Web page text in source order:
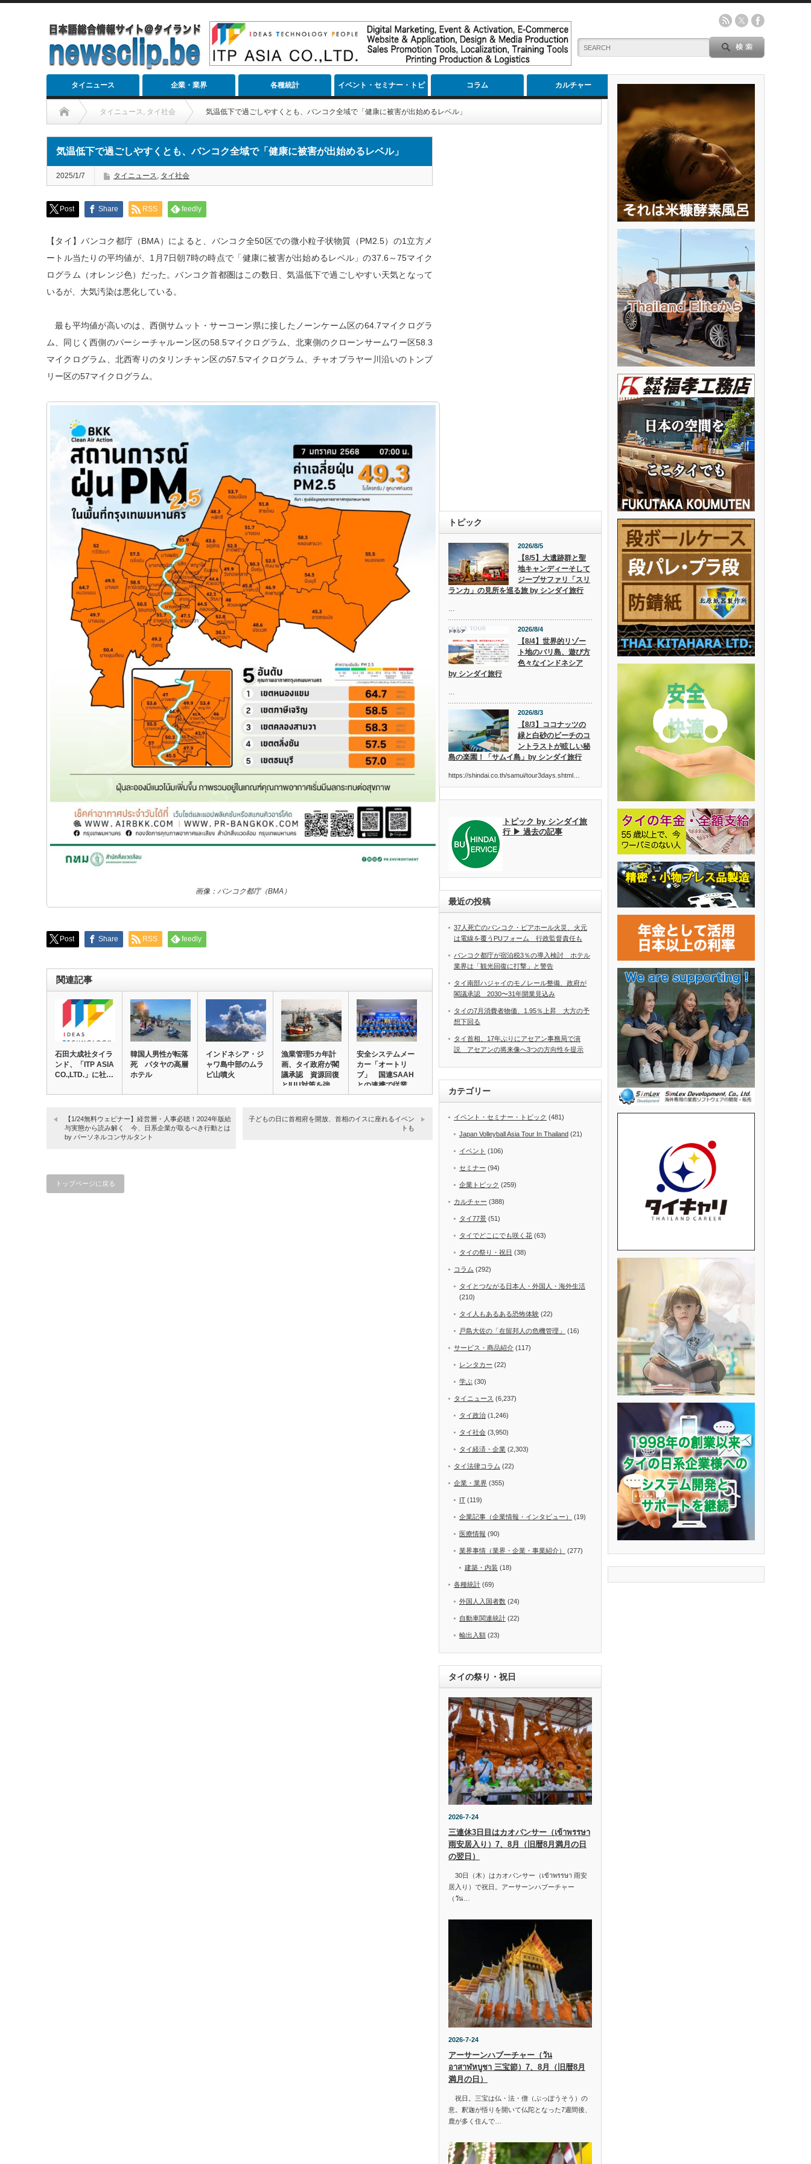
タイニュース 企業・業界 各種統計 イベント・セミナー・トピ
ック
コラム カルチャー
タイニュース, タイ社会 気温低下で過ごしやすくとも、バンコク全域で「健康に被害が出始めるレベル」
気温低下で過ごしやすくとも、バンコク全域で「健康に被害が出始めるレベル」
2025/1/7 タイニュース, タイ社会
Post Share RSS feedly
【タイ】バンコク都庁（BMA）によると、バンコク全50区での微小粒子状物質（PM2.5）の1立方メ
ートル当たりの平均値が、1月7日朝7時の時点で「健康に被害が出始めるレベル」の37.6～75マイク
ログラム（オレンジ色）だった。バンコク首都圏はこの数日、気温低下で過ごしやすい天気となって
いるが、大気汚染は悪化している。
最も平均値が高いのは、西側サムット・サーコーン県に接したノーンケーム区の64.7マイクログラ
ム、同じく西側のパーシーチャルーン区の58.5マイクログラム、北東側のクローンサームワー区58.3
マイクログラム、北西寄りのタリンチャン区の57.5マイクログラム、チャオプラヤー川沿いのトンブ
リー区の57マイクログラム。
画像：バンコク都庁（BMA）
Post Share RSS feedly
関連記事
石田大成社タイラ
ンド、「ITP ASIA
CO.,LTD.」に社…
韓国人男性が転落
死 パタヤの高層
ホテル
インドネシア・ジ
ャワ島中部のムラ
ピ山噴火
漁業管理5カ年計
画、タイ政府が閣
議承認 資源回復
とIUU対策を強…
安全システムメー
カー「オートリ
ブ」 国連SAAH
との連携で従業
員…
【1/24無料ウェビナー】経営層・人事必聴！2024年版給
与実態から読み解く 今、日系企業が取るべき行動とは
by パーソネルコンサルタント
子どもの日に首相府を開放、首相のイスに座れるイベン
トも
トップページに戻る
トピック
2026/8/5
【8/5】大遺跡群と聖
地キャンディーそして
ジープサファリ「スリ
ランカ」の見所を巡る旅 by シンダイ旅行
2026/8/4
【8/4】世界的リゾー
ト地のバリ島、遊び方
色々なインドネシア
by シンダイ旅行
2026/8/3
【8/3】ココナッツの
緑と白砂のビーチのコ
ントラストが眩しい秘
島の楽園！「サムイ島」by シンダイ旅行
https://shindai.co.th/samui/tour3days.shtml…
トピック by シンダイ旅
行 ▶ 過去の記事
最近の投稿
37人死亡のバンコク・ビアホール火災、火元
は電線を覆うPUフォーム 行政監督責任も
バンコク都庁が宿泊税3％の導入検討 ホテル
業界は「観光回復に打撃」と警告
タイ南部ハジャイのモノレール整備、政府が
閣議承認 2030〜31年開業見込み
タイの7月消費者物価、1.95％上昇 大方の予
想下回る
タイ首相、17年ぶりにアセアン事務局で演
説 アセアンの将来像へ3つの方向性を提示
カテゴリー
イベント・セミナー・トピック (481)
Japan Volleyball Asia Tour In Thailand (21)
イベント (106)
セミナー (94)
企業トピック (259)
カルチャー (388)
タイ77景 (51)
タイでどこにでも咲く花 (63)
タイの祭り・祝日 (38)
コラム (292)
タイとつながる日本人・外国人・海外生活
(210)
タイ人もあるある恐怖体験 (22)
戸島大佐の「在留邦人の危機管理」 (16)
サービス・商品紹介 (117)
レンタカー (22)
学ぶ (30)
タイニュース (6,237)
タイ政治 (1,246)
タイ社会 (3,950)
タイ経済・企業 (2,303)
タイ法律コラム (22)
企業・業界 (355)
IT (119)
企業記事（企業情報・インタビュー） (19)
医療情報 (90)
業界事情（業界・企業・事業紹介） (277)
建築・内装 (18)
各種統計 (69)
外国人入国者数 (24)
自動車関連統計 (22)
輸出入額 (23)
タイの祭り・祝日
2026-7-24
三連休3日目はカオパンサー（เข้าพรรษา
雨安居入り）7、8月（旧暦8月満月の日
の翌日）
30日（木）はカオパンサー（เข้าพรรษา 雨安
居入り）で祝日。アーサーンハブーチャー
（วัน…
2026-7-24
アーサーンハブーチャー（วัน
อาสาฬหบูชา 三宝節）7、8月（旧暦8月
満月の日）
祝日。三宝は仏・法・僧（ぶっぽうそう）の
意。釈迦が悟りを開いて仏陀となった7週間後、
鹿が多く住んで…